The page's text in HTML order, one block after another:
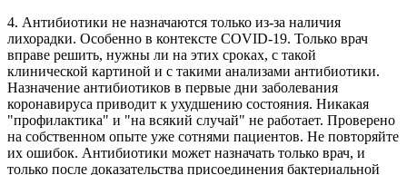
4. Антибиотики не назначаются только из-за наличия
лихорадки. Особенно в контексте COVID-19. Только врач
вправе решить, нужны ли на этих сроках, с такой
клинической картиной и с такими анализами антибиотики.
Назначение антибиотиков в первые дни заболевания
коронавируса приводит к ухудшению состояния. Никакая
"профилактика" и "на всякий случай" не работает. Проверено
на собственном опыте уже сотнями пациентов. Не повторяйте
их ошибок. Антибиотики может назначать только врач, и
только после доказательства присоединения бактериальной